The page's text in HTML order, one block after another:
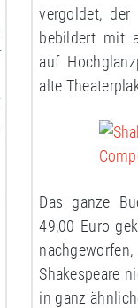
vergoldet,
bebildert mit
auf
alte
Das ganze
49,00 Euro
Shakespeare
in ganz